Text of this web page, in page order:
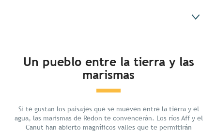
Un pueblo entre la tierra y las
marismas
Si te gustan los paisajes que se mueven entre la tierra y el
agua, las marismas de Redon te convencerán. Los ríos Aff y el
Canut han abierto magníficos valles que te permitirán